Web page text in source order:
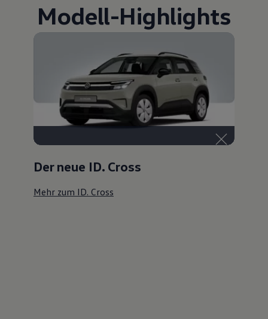
Modell-Highlights
Der neue ID. Cross
Mehr zum ID. Cross